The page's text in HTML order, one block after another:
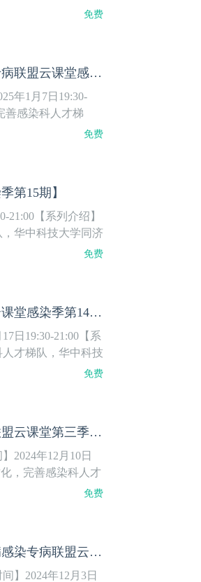
心，组建疑难危重
免费
横看成岭侧成峰，发热黄疸隐真凶【同济肝病感染专病联盟云课堂感染季第16期】
年1月7日19:30-
善感染科人才梯
病毒性肝炎临床医
免费
第15期】
21:00【系列介绍】
华中科技大学同济
究中心，组建疑难
免费
重症感染智慧监护与决策【同济肝病感染专病联盟云课堂感染季第14期】
日19:30-21:00【系
才梯队，华中科技
床医学研究中心，
免费
重症呼吸系统感染的诊治进展【同济肝病感染专病联盟云课堂第三季第13期】
2024年12月10日
，完善感染科人才
的病毒性肝炎临床
免费
人畜共患的急性传染病炭疽的诊疗与思考【同济肝病感染专病联盟云课堂感染季第12期】
】2024年12月3日